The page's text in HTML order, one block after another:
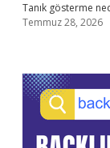
Tanık gösterme
Temmuz 28, 2026